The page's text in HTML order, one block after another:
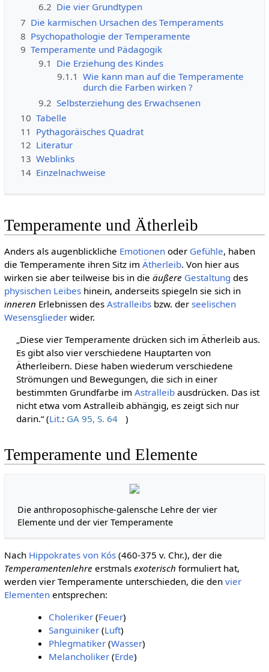
6.2 Die vier Grundtypen
7 Die karmischen Ursachen des Temperaments
8 Psychopathologie der Temperamente
9 Temperamente und Pädagogik
9.1 Die Erziehung des Kindes
9.1.1 Wie kann man auf die Temperamente
durch die Farben wirken ?
9.2 Selbsterziehung des Erwachsenen
10 Tabelle
11 Pythagoräisches Quadrat
12 Literatur
13 Weblinks
14 Einzelnachweise
Temperamente und Ätherleib
Anders als augenblickliche Emotionenoder Gefühle, haben
die Temperamente ihren Sitz im Ätherleib. Von hier aus
wirken sie aber teilweise bis in die äußere Gestaltung des
physischen Leibeshinein, anderseits spiegeln sie sich in
inneren Erlebnissen des Astralleibsbzw. der seelischen
Wesensgliederwider.
„Diese vier Temperamente drücken sich im Ätherleib aus.
Es gibt also vier verschiedene Hauptarten von
Ätherleibern. Diese haben wiederum verschiedene
Strömungen und Bewegungen, die sich in einer
bestimmten Grundfarbe im Astralleibausdrücken. Das ist
nicht etwa vom Astralleib abhängig, es zeigt sich nur
darin.“ (Lit.: GA 95, S. 64 )
Temperamente und Elemente
Die anthroposophische-galensche Lehre der vier
Elemente und der vier Temperamente
Nach Hippokrates von Kós(460-375 v. Chr.), der die
Temperamentenlehre erstmals exoterisch formuliert hat,
werden vier Temperamente unterschieden, die den vier
Elementenentsprechen:
Choleriker (Feuer)
Sanguiniker (Luft)
Phlegmatiker (Wasser)
Melancholiker (Erde)